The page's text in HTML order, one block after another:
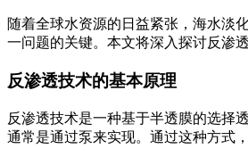
随着全球水资源的日益紧张，海水淡
一问题的关键。本文将深入探讨反渗
反渗透技术的基本原理
反渗透技术是一种基于半透膜的选择
通常是通过泵来实现。通过这种方式